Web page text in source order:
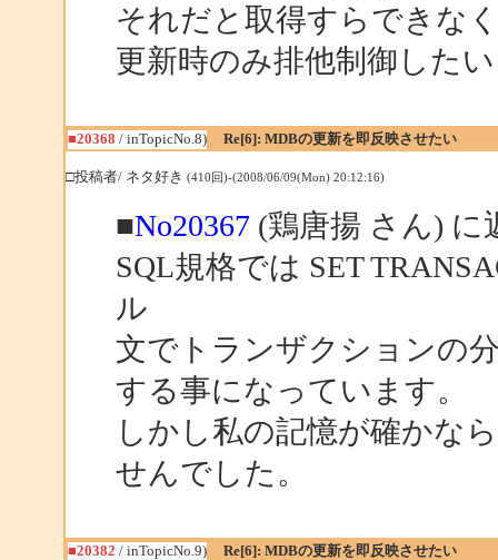
それだと取得すらできな
更新時のみ排他制御した
■20368 / inTopicNo.8) Re[6]: MDBの更新を即反映させたい
□投稿者/ ネタ好き (410回)-(2008/06/09(Mon) 20:12:16)
■No20367(鶏唐揚 さん) に
SQL規格では SET
ル
文でトランザクションの
する事になっています。
しかし私の記憶が確かな
せんでした。
■20382 / inTopicNo.9) Re[6]: MDBの更新を即反映させたい